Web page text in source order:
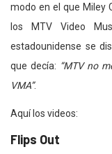
modo en el que Miley
los MTV Video
estadounidense se
que decía: “MTV no
VMA”.
Aquí los videos:
Flips Out